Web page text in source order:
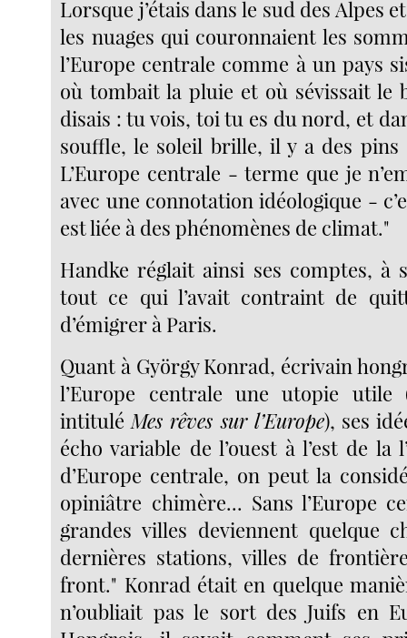
Lorsque j’étais dans le sud des Alpes
les nuages qui couronnaient les
l’Europe centrale comme à un pays
où tombait la pluie et où sévissait le
disais : tu vois, toi tu es du nord, et
souffle, le soleil brille, il y a des pins
L’Europe centrale - terme que je
avec une connotation idéologique -
est liée à des phénomènes de climat."
Handke réglait ainsi ses comptes, à
tout ce qui l’avait contraint de
d’émigrer à Paris.
Quant à György Konrad, écrivain
l’Europe centrale une utopie utile
intitulé Mes rêves sur l’Europe), ses
écho variable de l’ouest à l’est de la
d’Europe centrale, on peut la
opiniâtre chimère... Sans l’Europe
grandes villes deviennent quelque
dernières stations, villes de
front." Konrad était en quelque
n’oubliait pas le sort des Juifs en